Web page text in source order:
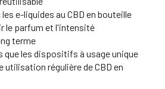
e-liquides au CBD en bouteille
le parfum et l'intensité
terme
que les dispositifs à usage unique
utilisation régulière de CBD en